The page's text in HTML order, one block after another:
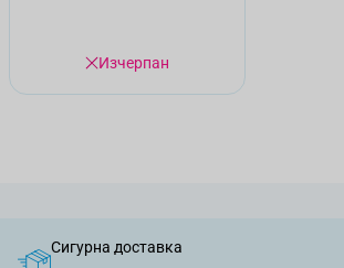
Изчерпан
Сигурна доставка